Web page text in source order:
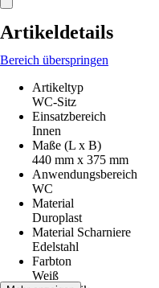
Artikeldetails
Bereich überspringen
Artikeltyp
WC-Sitz
Einsatzbereich
Innen
Maße (L x B)
440 mm x 375 mm
Anwendungsbereich
WC
Material
Duroplast
Material Scharniere
Edelstahl
Farbton
Weiß